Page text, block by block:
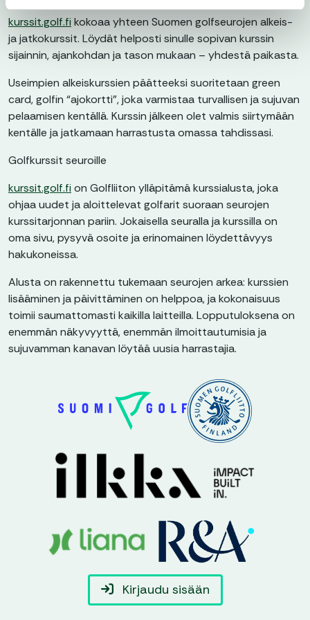
kurssit.golf.fi kokoaa yhteen Suomen golfseurojen alkeis-
ja jatkokurssit. Löydät helposti sinulle sopivan kurssin
sijainnin, ajankohdan ja tason mukaan – yhdestä paikasta.
Useimpien alkeiskurssien päätteeksi suoritetaan green
card, golfin “ajokortti”, joka varmistaa turvallisen ja sujuvan
pelaamisen kentällä. Kurssin jälkeen olet valmis siirtymään
kentälle ja jatkamaan harrastusta omassa tahdissasi.
Golfkurssit seuroille
kurssit.golf.fi on Golfliiton ylläpitämä kurssialusta, joka
ohjaa uudet ja aloittelevat golfarit suoraan seurojen
kurssitarjonnan pariin. Jokaisella seuralla ja kurssilla on
oma sivu, pysyvä osoite ja erinomainen löydettävyys
hakukoneissa.
Alusta on rakennettu tukemaan seurojen arkea: kurssien
lisääminen ja päivittäminen on helppoa, ja kokonaisuus
toimii saumattomasti kaikilla laitteilla. Lopputuloksena on
enemmän näkyvyyttä, enemmän ilmoittautumisia ja
sujuvamman kanavan löytää uusia harrastajia.
Kirjaudu sisään